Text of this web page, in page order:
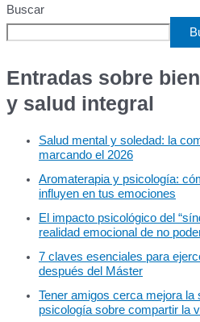
Buscar
Entradas sobre
y salud integral
Salud mental y soledad: la
marcando el 2026
Aromaterapia y psicología:
influyen en tus emociones
El impacto psicológico del
realidad emocional de no
7 claves esenciales para
después del Máster
Tener amigos cerca mejora la
psicología sobre compartir la